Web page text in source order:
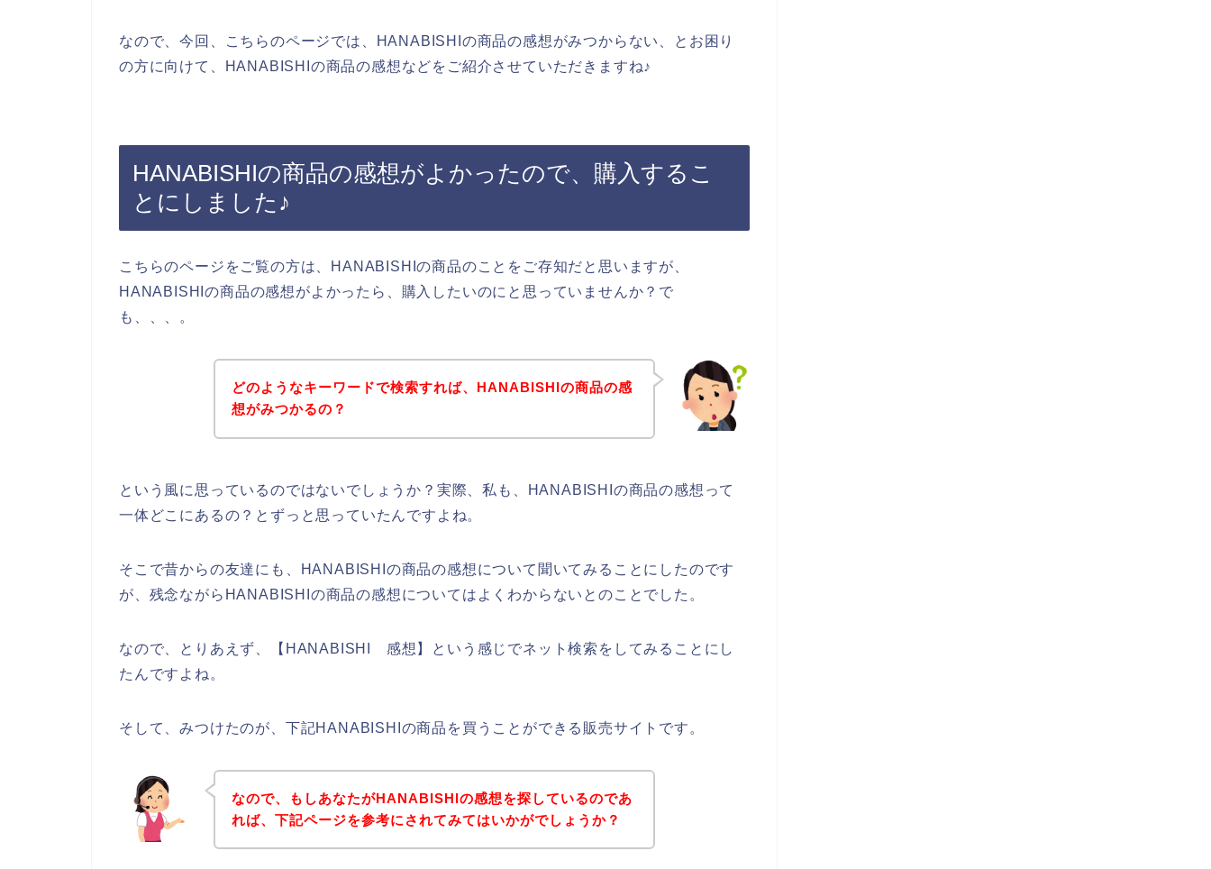
なので、今回、こちらのページでは、HANABISHIの商品の感想がみつからない、とお困り
の方に向けて、HANABISHIの商品の感想などをご紹介させていただきますね♪
HANABISHIの商品の感想がよかったので、購入するこ
とにしました♪
こちらのページをご覧の方は、HANABISHIの商品のことをご存知だと思いますが、
HANABISHIの商品の感想がよかったら、購入したいのにと思っていませんか？で
も、、、。
どのようなキーワードで検索すれば、HANABISHIの商品の感
想がみつかるの？
という風に思っているのではないでしょうか？実際、私も、HANABISHIの商品の感想って
一体どこにあるの？とずっと思っていたんですよね。
そこで昔からの友達にも、HANABISHIの商品の感想について聞いてみることにしたのです
が、残念ながらHANABISHIの商品の感想についてはよくわからないとのことでした。
なので、とりあえず、【HANABISHI 感想】という感じでネット検索をしてみることにし
たんですよね。
そして、みつけたのが、下記HANABISHIの商品を買うことができる販売サイトです。
なので、もしあなたがHANABISHIの感想を探しているのであ
れば、下記ページを参考にされてみてはいかがでしょうか？